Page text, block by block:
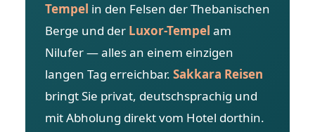
Tempel in den Felsen der Thebanischen
Berge und der Luxor-Tempel am
Nilufer — alles an einem einzigen
langen Tag erreichbar. Sakkara Reisen
bringt Sie privat, deutschsprachig und
mit Abholung direkt vom Hotel dorthin.